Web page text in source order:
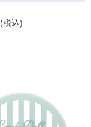
(税込)